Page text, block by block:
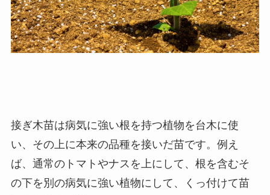
接ぎ木苗は病気に強い根を持つ植物を台木に使
い、その上に本来の品種を接いだ苗です。例え
ば、通常のトマトやナスを上にして、根を含むそ
の下を別の病気に強い植物にして、くっ付けて苗